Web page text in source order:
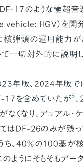
DF-17のような極超
vehicle: HGV）を開
核弾頭の運用能力が
て一切対外的に説明
年版、2024年版で
17を含めていたが5
くなり、デュアル・ケ
てはDF-26のみが残っ
ち、40％の100基が
のようにそもそもデー